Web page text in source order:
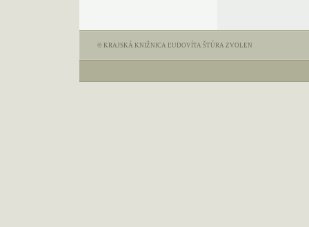
© KRAJSKÁ KNIŽNICA ĽUDOVÍTA ŠTÚRA ZVOLEN